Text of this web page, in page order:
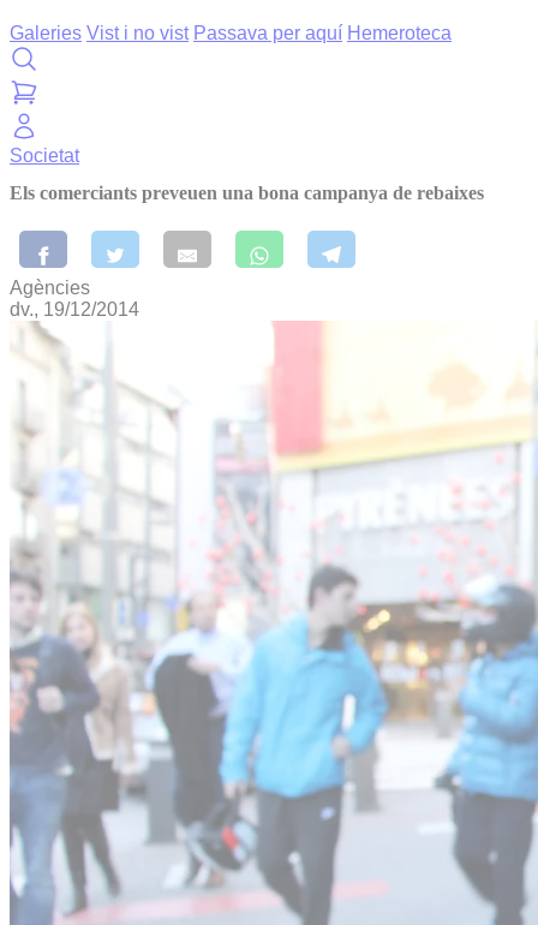
Galeries Vist i no vist Passava per aquí Hemeroteca
Societat
Els comerciants preveuen una bona campanya de rebaixes
Agències
dv., 19/12/2014